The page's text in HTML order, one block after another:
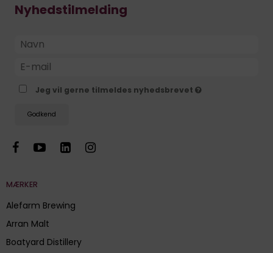
Nyhedstilmelding
Jeg vil gerne tilmeldes nyhedsbrevet
Godkend
MÆRKER
Alefarm Brewing
Arran Malt
Boatyard Distillery